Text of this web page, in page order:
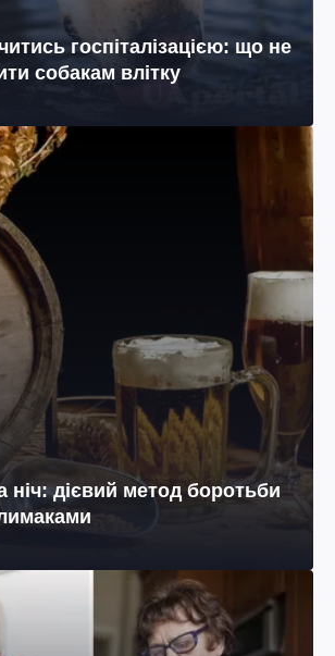
госпіталізацією: що не
собакам влітку
ніч: дієвий метод боротьби